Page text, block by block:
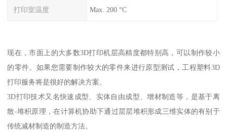
打印室温度 Max. 200 °C
现在，市面上的大多数3D打印机层高精度都特别高，可以制作较小
的零件。如果您需要制作较大的零件来进行原型测试，工程塑料3D
打印服务将是很好的解决方案。
3D打印技术又名快速成型、实体自由成型、增材制造等，是基于离
散-堆积原理，在计算机协助下通过层层堆积形成三维实体的有别于
传统减材制造的制造方法。